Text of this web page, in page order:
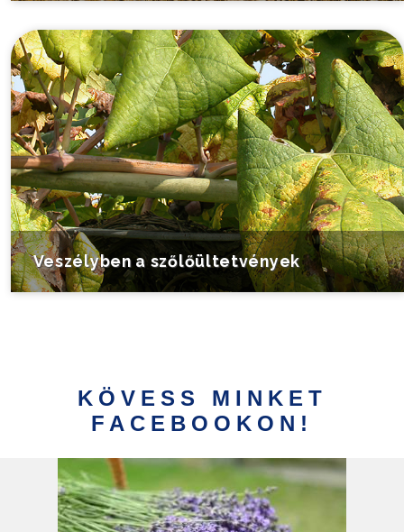
Veszélyben a szőlőültetvények
KÖVESS MINKET
FACEBOOKON!